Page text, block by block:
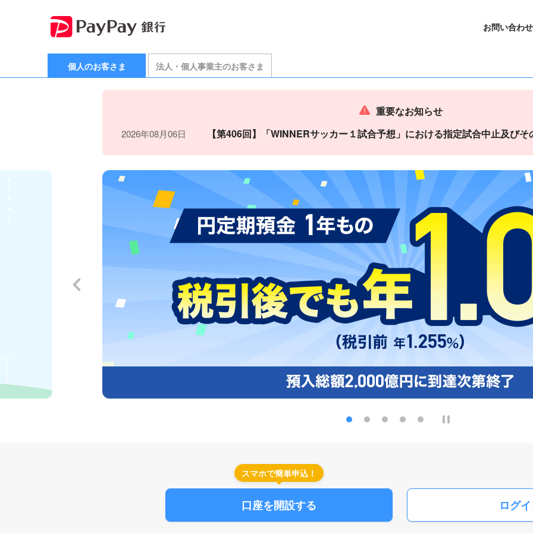
お問い合わ
個人のお客さま 法人・個人事業主のお客さま
重要なお知らせ
2026年08月06日 【第406回】「WINNERサッカー１試合予想」における指定試合中止及び
スマホで簡単申込！
口座を開設する ログ